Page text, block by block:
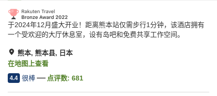
于2024年12月盛大开业！距离熊本站仅需步行1分钟，该酒店拥有
一个受欢迎的大厅休息室，设有岛吧和免费共享工作空间。
熊本, 熊本县, 日本
在地图上查看
4.4 很棒 点评数: 681